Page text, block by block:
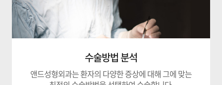
수술방법 분석
앤드성형외과는 환자의 다양한 증상에 대해 그에 맞는